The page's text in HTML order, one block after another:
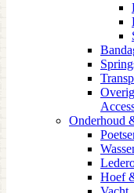
Onderhoud
Hoef